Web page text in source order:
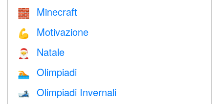
🧱 Minecraft
💪 Motivazione
🎅 Natale
🏊 Olimpiadi
🎿 Olimpiadi Invernali